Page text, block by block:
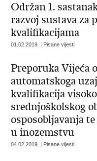
Održan 1.
razvoj sustava za
kvalifikacijama
01.02.2019. | Pisane vijesti
Preporuka Vijeća
automatskoga
kvalifikacija
srednjoškolskog
osposobljavanja
u inozemstvu
04.02.2019. | Pisane vijesti